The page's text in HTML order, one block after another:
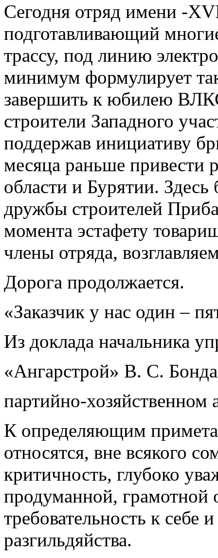
Сегодня отряд имени -
подготавливающий
трассу, под линию
минимум формулирует
завершить к юбилею
строители Западного
поддержав инициативу
месяца раньше привести
области и Бурятии. Здесь
дружбы строителей
момента эстафету
члены отряда,
Дорога продолжается.
«Заказчик у нас один –
Из доклада начальника
«Ангарстрой» В. С.
партийно-хозяйственном
К определяющим
относятся, вне всякого
критичность, глубоко
продуманной, грамотной
требовательность к себе
разгильдяйства.